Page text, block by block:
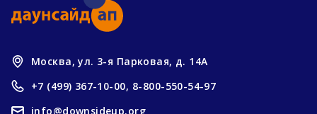
Москва, ул. 3-я Парковая, д. 14А
+7 (499) 367-10-00, 8-800-550-54-97
info@downsideup.org